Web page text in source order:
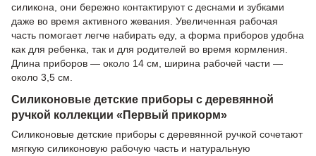
силикона, они бережно контактируют с деснами и зубками
даже во время активного жевания. Увеличенная рабочая
часть помогает легче набирать еду, а форма приборов удобна
как для ребенка, так и для родителей во время кормления.
Длина приборов — около 14 см, ширина рабочей части —
около 3,5 см.
Силиконовые детские приборы с деревянной
ручкой коллекции «Первый прикорм»
Силиконовые детские приборы с деревянной ручкой сочетают
мягкую силиконовую рабочую часть и натуральную